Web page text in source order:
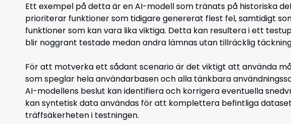
Ett exempel på detta är en AI-modell som tränats på historiska
prioriterar funktioner som tidigare genererat flest fel, samtidigt
funktioner som kan vara lika viktiga. Detta kan resultera i ett
blir noggrant testade medan andra lämnas utan tillräcklig
För att motverka ett sådant scenario är det viktigt att använda
som speglar hela användarbasen och alla tänkbara
AI-modellens beslut kan identifiera och korrigera eventuella
kan syntetisk data användas för att komplettera befintliga
träffsäkerheten i testningen.